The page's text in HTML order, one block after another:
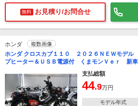
無料 お見積り/お問合せ
ホンダ 複数画像
ホンダ クロスカブ１１０ ２０２６ＮＥＷモデル
プヒーター＆ＵＳＢ電源付 くまモンＶｅｒ 新車
支払総額
44.9万円
モデル年式